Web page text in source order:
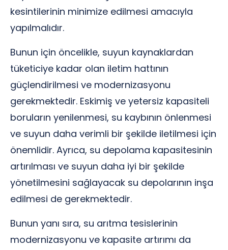
kesintilerinin minimize edilmesi amacıyla
yapılmalıdır.
Bunun için öncelikle, suyun kaynaklardan
tüketiciye kadar olan iletim hattının
güçlendirilmesi ve modernizasyonu
gerekmektedir. Eskimiş ve yetersiz kapasiteli
boruların yenilenmesi, su kaybının önlenmesi
ve suyun daha verimli bir şekilde iletilmesi için
önemlidir. Ayrıca, su depolama kapasitesinin
artırılması ve suyun daha iyi bir şekilde
yönetilmesini sağlayacak su depolarının inşa
edilmesi de gerekmektedir.
Bunun yanı sıra, su arıtma tesislerinin
modernizasyonu ve kapasite artırımı da